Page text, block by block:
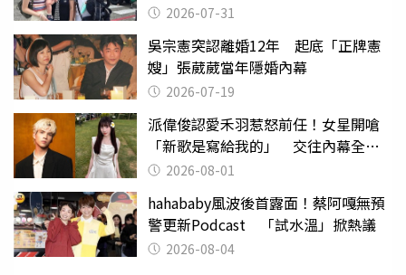
2026-07-31
吳宗憲突認離婚12年 起底「正牌憲
嫂」張葳葳當年隱婚內幕
2026-07-19
派偉俊認愛禾羽惹怒前任！女星開嗆
「新歌是寫給我的」 交往內幕全說
了 2026-08-01
hahababy風波後首露面！蔡阿嘎無預
警更新Podcast 「試水溫」掀熱議
2026-08-04